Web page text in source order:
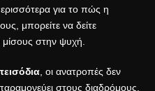
για το πώς η
μπορείτε να δείτε
μίσους στην ψυχή.
, οι ανατροπές δεν
στους διαδρόμους,